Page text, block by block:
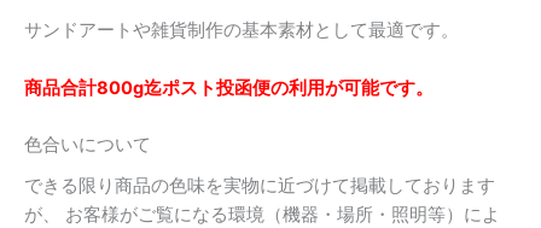
サンドアートや雑貨制作の基本素材として最適です。
商品合計800g迄ポスト投函便の利用が可能です。
色合いについて
できる限り商品の色味を実物に近づけて掲載しております
が、 お客様がご覧になる環境（機器・場所・照明等）によ